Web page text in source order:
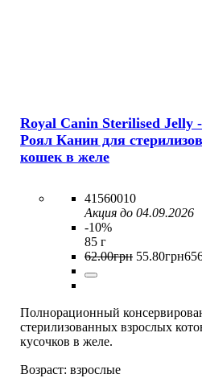
Royal Canin Sterilised Jelly
Роял Канин для
кошек в желе
41560010
Акция до 04.09.2026
-10%
85 г
62.00грн 55.80грн
Полнорационный
стерилизованных взрослых
кусочков в желе.
Возраст: взрослые